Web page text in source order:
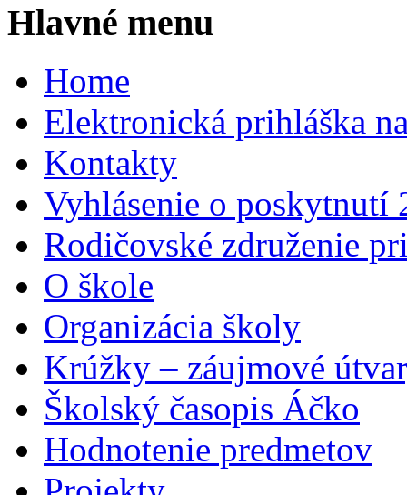
Hlavné menu
Home
Elektronická prihláška
Kontakty
Vyhlásenie o poskytnutí
Rodičovské združenie
O škole
Organizácia školy
Krúžky – záujmové
Školský časopis Áčko
Hodnotenie predmetov